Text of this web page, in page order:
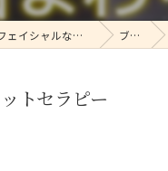
熊本県菊陽町のフェイシャルならmoderation ブログ
トセラピー